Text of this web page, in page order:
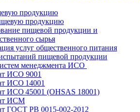
продукцию
продукцию
пищевой продукции и
сырья
услуг общественного питания
пищевой продукции
менеджмента ИСО
ИСО 9001
ИСО 14001
ИСО 45001 (OHSAS 18001)
ИСМ
ГОСТ РВ 0015-002-2012